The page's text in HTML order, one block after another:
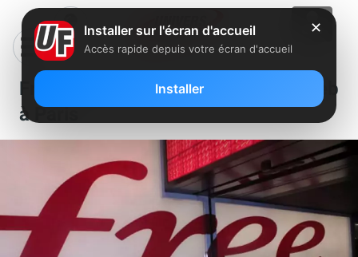
Free recherche un développeur web
à Paris
✕
Installer sur l'écran d'accueil
Accès rapide depuis votre écran d'accueil
Installer